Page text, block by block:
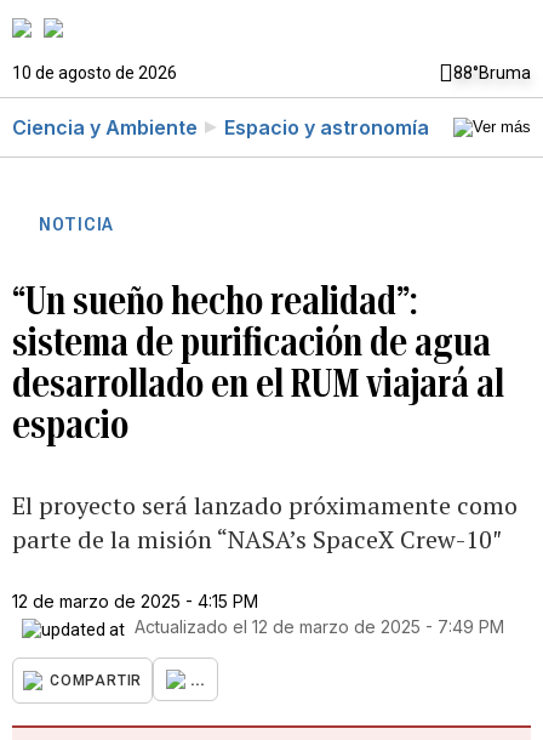
10 de agosto de 2026 88°Bruma
Ciencia y Ambiente Espacio y astronomía
NOTICIA
“Un sueño hecho realidad”:
sistema de purificación de agua
desarrollado en el RUM viajará al
espacio
El proyecto será lanzado próximamente como
parte de la misión “NASA’s SpaceX Crew-10″
12 de marzo de 2025 - 4:15 PM
Actualizado el 12 de marzo de 2025 - 7:49 PM
COMPARTIR ...